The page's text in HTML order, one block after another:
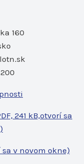
160
241 kB,otvorí sa
sa v novom okne)